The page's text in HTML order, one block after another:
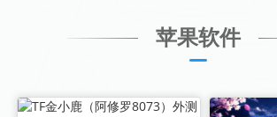
苹果软件